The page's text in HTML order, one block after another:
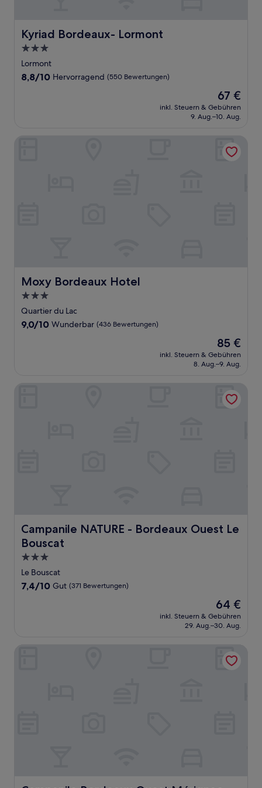
Kyriad Bordeaux- Lormont
Kyriad Bordeaux- Lormont
3.0-
Sterne-
Unterkunft
Lormont
8.8
8,8/10 Hervorragend (550 Bewertungen)
Der
Preis
beträgt
67 €
inkl. Steuern & Gebühren
9. Aug.–10. Aug.
Moxy Bordeaux Hotel
Moxy Bordeaux Hotel
3.0-
Sterne-
Unterkunft
Quartier du Lac
9.0
9,0/10 Wunderbar (436 Bewertungen)
Der
Preis
beträgt
85 €
inkl. Steuern & Gebühren
8. Aug.–9. Aug.
Campanile NATURE - Bordeaux Ouest Le
Bouscat
Campanile NATURE - Bordeaux Ouest Le Bouscat
3.0-
Sterne-
Unterkunft
Le Bouscat
7.4
7,4/10 Gut (371 Bewertungen)
Der
Preis
beträgt
64 €
inkl. Steuern & Gebühren
29. Aug.–30. Aug.